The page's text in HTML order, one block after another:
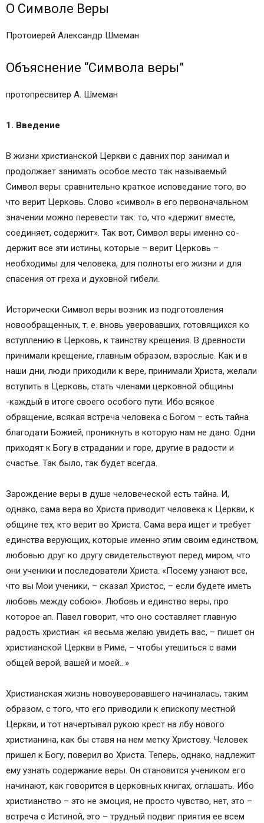
О Символе Веры
Протоиерей Александр Шмеман
Объяснение “Символа веры”
протопресвитер А. Шмеман
1. Введение
В жизни христианской Церкви с давних пор занимал и
продолжает занимать особое место так называемый
Символ веры: сравнительно краткое исповедание того, во
что верит Церковь. Слово «символ» в его первоначальном
значении можно перевести так: то, что «держит вместе,
соединяет, содержит». Так вот, Символ веры именно со-
держит все эти истины, которые – верит Церковь –
необходимы для человека, для полноты его жизни и для
спасения от греха и духовной гибели.
Исторически Символ веры возник из подготовления
новообращенных, т. е. вновь уверовавших, готовящихся ко
вступлению в Церковь, к таинству крещения. В древности
принимали крещение, главным образом, взрослые. Как и в
наши дни, люди приходили к вере, принимали Христа, желали
вступить в Церковь, стать членами церковной общины
-каждый в итоге своего особого пути. Ибо всякое
обращение, всякая встреча человека с Богом – есть тайна
благодати Божией, проникнуть в которую нам не дано. Одни
приходят к Богу в страдании и горе, другие в радости и
счастье. Так было, так будет всегда.
Зарождение веры в душе человеческой есть тайна. И,
однако, сама вера во Христа приводит человека к Церкви, к
общине тех, кто верит во Христа. Сама вера ищет и требует
единства верующих, которые именно этим своим единством,
любовью друг ко другу свидетельствуют перед миром, что
они ученики и последователи Христа. «Посему узнают все,
что вы Мои ученики, – сказал Христос, – если будете иметь
любовь между собою». Любовь и единство веры, про
которое ап. Павел говорит, что оно составляет главную
радость христиан: «я весьма желаю увидеть вас, – пишет он
христианской Церкви в Риме, – чтобы утешиться с вами
общей верой, вашей и моей…»
Христианская жизнь новоуверовавшего начиналась, таким
образом, с того, что его приводили к епископу местной
Церкви, и тот начертывал рукою крест на лбу нового
христианина, как бы ставя на нем метку Христову. Человек
пришел к Богу, поверил во Христа. Теперь, однако, надлежит
ему узнать содержание веры. Он становится учеником его
начинают, как говорится в церковных книгах, оглашать. Ибо
христианство – это не эмоция, не просто чувство, нет, это –
встреча с Истиной, это – трудный подвиг приятия ее всем